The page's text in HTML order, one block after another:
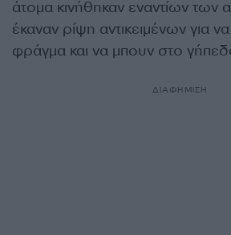
άτομα κινήθηκαν εναντίων των
έκαναν ρίψη αντικειμένων για
φράγμα και να μπουν στο
ΔΙΑΦΗΜΙΣΗ